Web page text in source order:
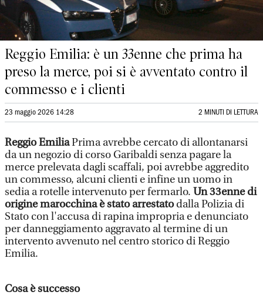
Reggio Emilia: è un 33enne che prima ha
preso la merce, poi si è avventato contro il
commesso e i clienti
23 maggio 2026 14:28 2 MINUTI DI LETTURA
Reggio EmiliaPrima avrebbe cercato di allontanarsi
da un negozio di corso Garibaldi senza pagare la
merce prelevata dagli scaffali, poi avrebbe aggredito
un commesso, alcuni clienti e infine un uomo in
sedia a rotelle intervenuto per fermarlo. Un 33enne di
origine marocchina è stato arrestatodalla Polizia di
Stato con l'accusa di rapina impropria e denunciato
per danneggiamento aggravato al termine di un
intervento avvenuto nel centro storico di Reggio
Emilia.
Cosa è successo